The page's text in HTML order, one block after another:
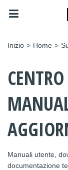
Inizio > Home >
Manuali utente,
documentazione